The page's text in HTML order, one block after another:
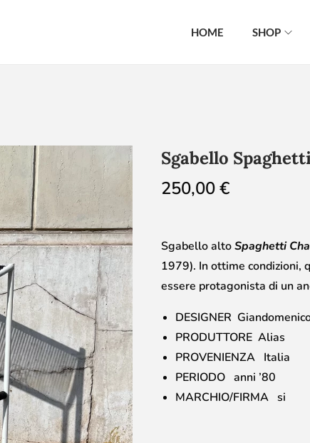
HOME SHOP
Sgabello
250,00€
Sgabello altoSpaghetti
1979). In ottime condizioni,
essere protagonista di un
DESIGNER
PRODUTTORE Alias
PROVENIENZA Italia
PERIODO anni ’80
MARCHIO/FIRMA si